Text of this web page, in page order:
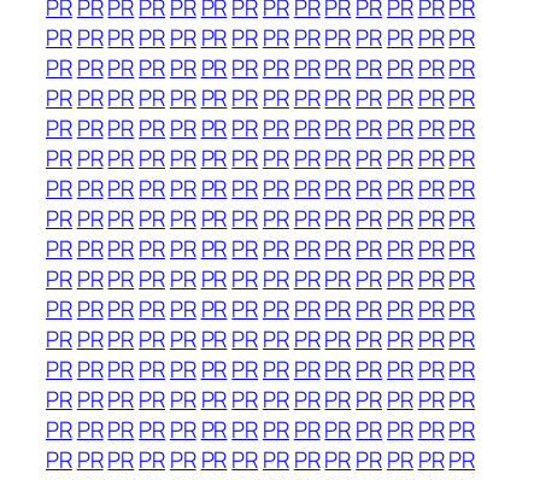
PRPRPRPRPR PRPRPRPRPRPRPR PRPR
PRPRPRPRPR PRPRPRPRPRPRPR PRPR
PRPRPRPRPR PRPRPRPRPRPRPR PRPR
PRPRPRPRPR PRPRPRPRPRPRPR PRPR
PRPRPRPRPR PRPRPRPRPRPRPR PRPR
PRPRPRPRPR PRPRPRPRPRPRPR PRPR
PRPRPRPRPR PRPRPRPRPRPRPR PRPR
PRPRPRPRPR PRPRPRPRPRPRPR PRPR
PRPRPRPRPR PRPRPRPRPRPRPR PRPR
PRPRPRPRPR PRPRPRPRPRPRPR PRPR
PRPRPRPRPR PRPRPRPRPRPRPR PRPR
PRPRPRPRPR PRPRPRPRPRPRPR PRPR
PRPRPRPRPR PRPRPRPRPRPRPR PRPR
PRPRPRPRPR PRPRPRPRPRPRPR PRPR
PRPRPRPRPR PRPRPRPRPRPRPR PRPR
PRPRPRPRPR PRPRPRPRPRPRPR PRPR